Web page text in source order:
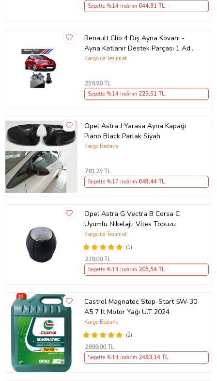
Sepette %14 İndirim 644,91 TL
Renault Clio 4 Dış Ayna Kovanı -
Ayna Katlanır Destek Parçası 1 Adet
490307706 M3625
Kargo ile Teslimat
259,90 TL
Sepette %14 İndirim 223,51 TL
Opel Astra J Yarasa Ayna Kapağı
Piano Black Parlak Siyah
Kargo Bedava
781,25 TL
Sepette %17 İndirim 648,44 TL
Opel Astra G Vectra B Corsa C
Uyumlu Nikelajlı Vites Topuzu
(1)
Kargo ile Teslimat
239,00 TL
Sepette %14 İndirim 205,54 TL
Castrol Magnatec Stop-Start 5W-30
A5 7 lt Motor Yağı Ü.T 2024
(2)
Kargo Bedava
2899,00 TL
Sepette %14 İndirim 2493,14 TL